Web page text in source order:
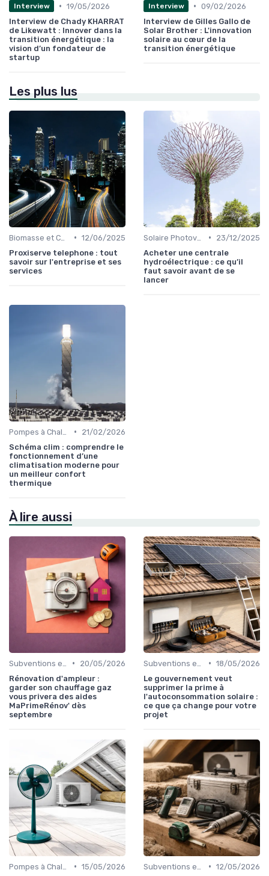
Interview • 19/05/2026
Interview de Chady KHARRAT
de Likewatt : Innover dans la
transition énergétique : la
vision d’un fondateur de
startup
Interview • 09/02/2026
Interview de Gilles Gallo de
Solar Brother : L'innovation
solaire au cœur de la
transition énergétique
Les plus lus
• 12/06/2025
Proxiserve telephone : tout
savoir sur l'entreprise et ses
services
•
23/12/2025
Acheter une centrale
hydroélectrique : ce qu’il
faut savoir avant de se
lancer
•
21/02/2026
Schéma clim : comprendre le
fonctionnement d’une
climatisation moderne pour
un meilleur confort
thermique
À lire aussi
•
20/05/2026
Rénovation d'ampleur :
garder son chauffage gaz
vous privera des aides
MaPrimeRénov' dès
septembre
• 18/05/2026
Le gouvernement veut
supprimer la prime à
l'autoconsommation solaire :
ce que ça change pour votre
projet
• 15/05/2026
• 12/05/2026